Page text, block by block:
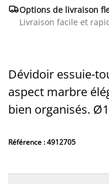
Options de livraison
Livraison facile et
Dévidoir essuie-
aspect marbre
bien organisés.
Référence : 4912705